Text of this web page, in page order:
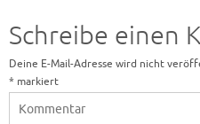
Schreibe einen
Deine E-Mail-Adresse wird nicht
* markiert